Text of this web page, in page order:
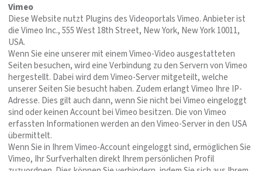
Vimeo
Diese Website nutzt Plugins des Videoportals Vimeo. Anbieter ist
die Vimeo Inc., 555 West 18th Street, New York, New York 10011,
USA.
Wenn Sie eine unserer mit einem Vimeo-Video ausgestatteten
Seiten besuchen, wird eine Verbindung zu den Servern von Vimeo
hergestellt. Dabei wird dem Vimeo-Server mitgeteilt, welche
unserer Seiten Sie besucht haben. Zudem erlangt Vimeo Ihre IP-
Adresse. Dies gilt auch dann, wenn Sie nicht bei Vimeo eingeloggt
sind oder keinen Account bei Vimeo besitzen. Die von Vimeo
erfassten Informationen werden an den Vimeo-Server in den USA
übermittelt.
Wenn Sie in Ihrem Vimeo-Account eingeloggt sind, ermöglichen Sie
Vimeo, Ihr Surfverhalten direkt Ihrem persönlichen Profil